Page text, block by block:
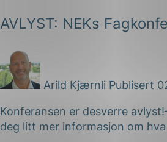
AVLYST: NEKs
Arild Kjærnli Publisert
Konferansen er
deg litt mer informasjon om